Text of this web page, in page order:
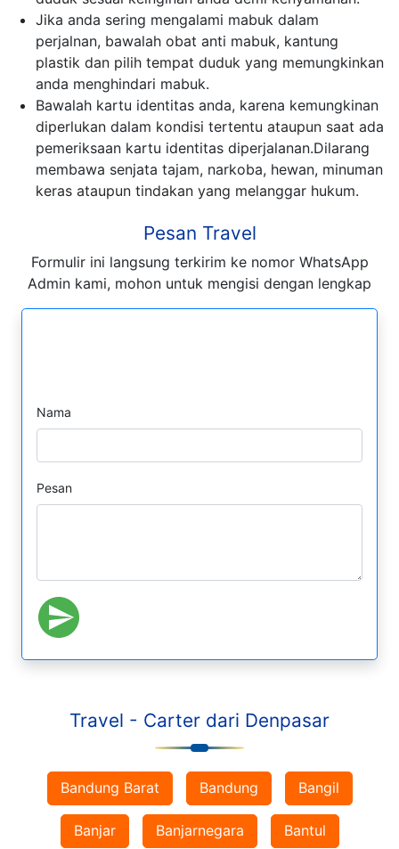
Jika anda sering mengalami mabuk dalam
perjalnan, bawalah obat anti mabuk, kantung
plastik dan pilih tempat duduk yang memungkinkan
anda menghindari mabuk.
Bawalah kartu identitas anda, karena kemungkinan
diperlukan dalam kondisi tertentu ataupun saat ada
pemeriksaan kartu identitas diperjalanan.Dilarang
membawa senjata tajam, narkoba, hewan, minuman
keras ataupun tindakan yang melanggar hukum.
Pesan Travel
Formulir ini langsung terkirim ke nomor WhatsApp
Admin kami, mohon untuk mengisi dengan lengkap
Nama
Pesan
Travel - Carter dari Denpasar
Bandung Barat Bandung Bangil
Banjar Banjarnegara Bantul